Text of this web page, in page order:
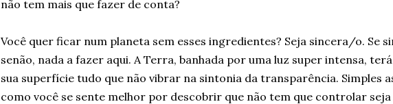
não tem mais que fazer de conta?
Você quer ficar num planeta sem esses ingredientes? Seja sincera/o. Se
senão, nada a fazer aqui. A Terra, banhada por uma luz super intensa,
sua superfície tudo que não vibrar na sintonia da transparência. Simples
como você se sente melhor por descobrir que não tem que controlar seja